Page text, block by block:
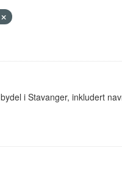
i Stavanger, inkludert